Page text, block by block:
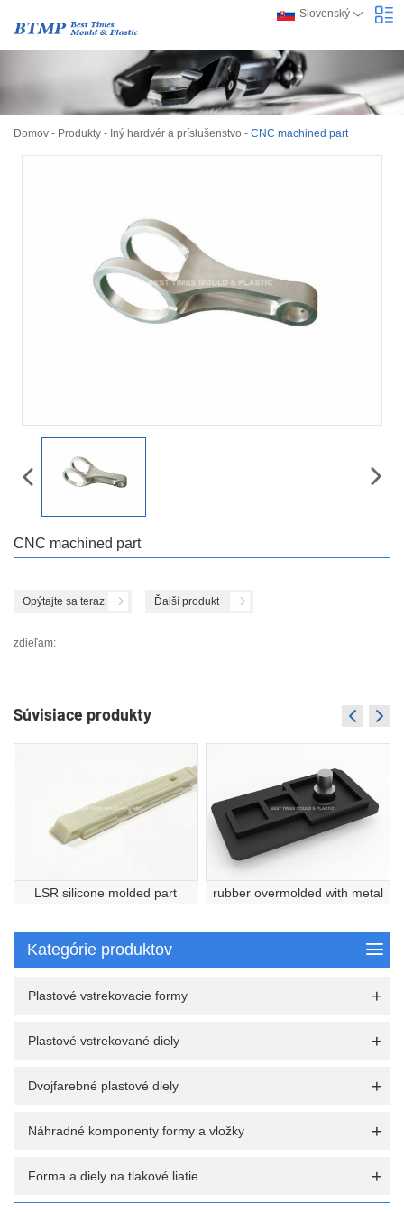
Slovenský
Domov - Produkty - Iný hardvér a príslušenstvo - CNC machined part
CNC machined part
Opýtajte sa teraz Ďalší produkt
zdieľam:
Súvisiace produkty
LSR silicone molded part rubber overmolded with metal
Kategórie produktov
Plastové vstrekovacie formy
Plastové vstrekované diely
Dvojfarebné plastové diely
Náhradné komponenty formy a vložky
Forma a diely na tlakové liatie